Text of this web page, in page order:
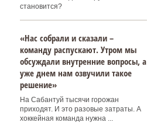
становится?
«Нас собрали и сказали –
команду распускают. Утром мы
обсуждали внутренние вопросы, а
уже днем нам озвучили такое
решение»
На Сабантуй тысячи горожан
приходят. И это разовые затраты. А
хоккейная команда нужна ...